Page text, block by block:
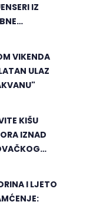
IZ
VIKENDA
ULAZ
KIŠU
IZNAD
I LJETO